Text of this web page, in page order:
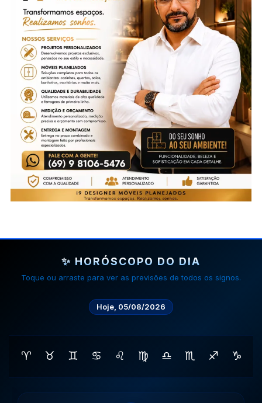
✨ HORÓSCOPO DO DIA
Toque ou arraste para ver as previsões de todos os signos.
Hoje, 05/08/2026
♈ ♉ ♊ ♋ ♌ ♍ ♎ ♏ ♐ ♑